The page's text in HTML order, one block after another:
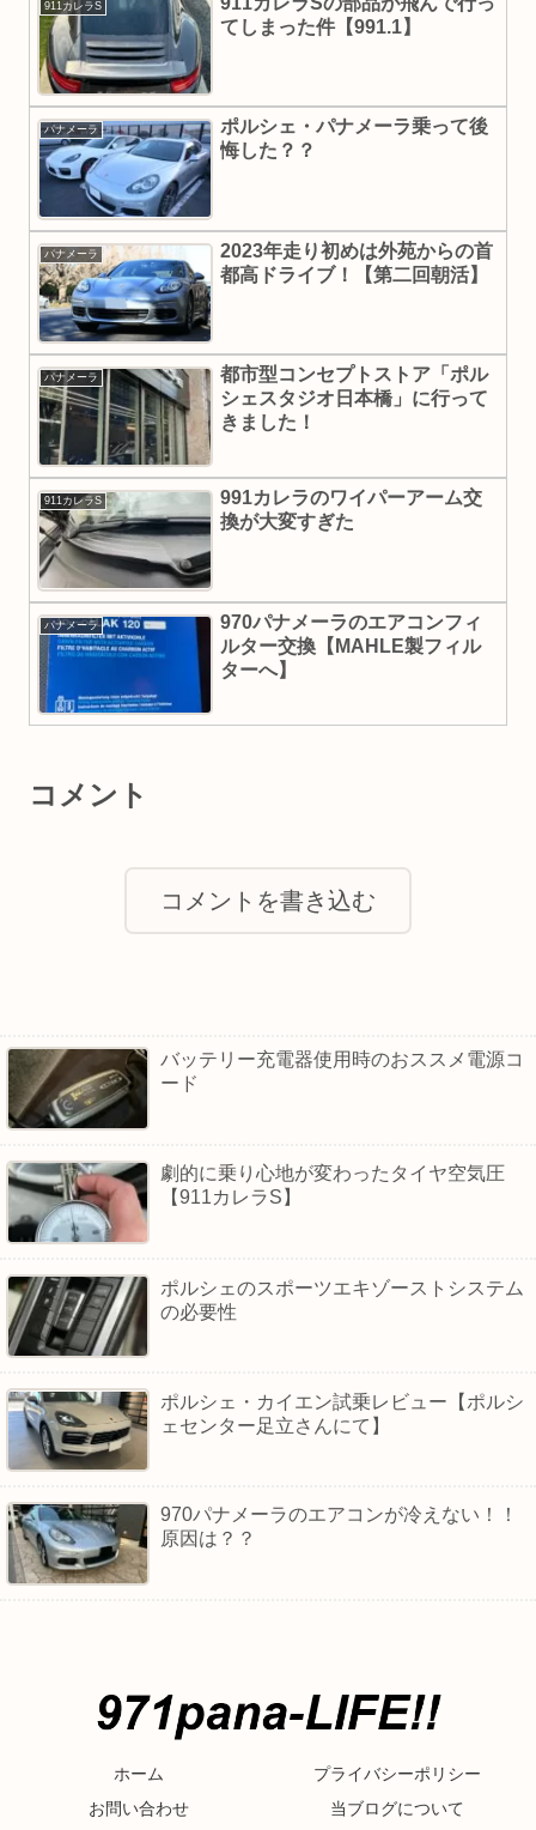
911カレラS
てしまった件【991.1】
パナメーラ
ポルシェ・パナメーラ乗って後
悔した？？
パナメーラ
2023年走り初めは外苑からの首
都高ドライブ！【第二回朝活】
パナメーラ
都市型コンセプトストア「ポル
シェスタジオ日本橋」に行って
きました！
911カレラS
991カレラのワイパーアーム交
換が大変すぎた
パナメーラ
970パナメーラのエアコンフィ
ルター交換【MAHLE製フィル
ターへ】
コメント
コメントを書き込む
バッテリー充電器使用時のおススメ電源コ
ード
劇的に乗り心地が変わったタイヤ空気圧
【911カレラS】
ポルシェのスポーツエキゾーストシステム
の必要性
ポルシェ・カイエン試乗レビュー【ポルシ
ェセンター足立さんにて】
970パナメーラのエアコンが冷えない！！
原因は？？
ホーム
プライバシーポリシー
お問い合わせ
当ブログについて